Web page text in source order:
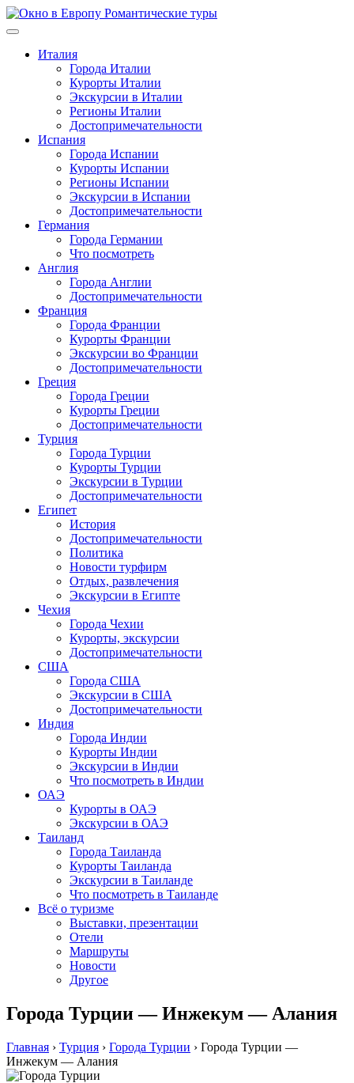
Перейти
к
Италия
Города Италии
Курорты Италии
Экскурсии в Италии
Регионы Италии
Достопримечательности
Испания
Города Испании
Курорты Испании
Регионы Испании
Экскурсии в Испании
Достопримечательности
Германия
Города Германии
Что посмотреть
Англия
Города Англии
Достопримечательности
Франция
Города Франции
Курорты Франции
Экскурсии во Франции
Достопримечательности
Греция
Города Греции
Курорты Греции
Достопримечательности
Турция
Города Турции
Курорты Турции
Экскурсии в Турции
Достопримечательности
Египет
История
Достопримечательности
Политика
Новости турфирм
Отдых, развлечения
Экскурсии в Египте
Чехия
Города Чехии
Курорты, экскурсии
Достопримечательности
США
Города США
Экскурсии в США
Достопримечательности
Индия
Города Индии
Курорты Индии
Экскурсии в Индии
Что посмотреть в Индии
ОАЭ
Курорты в ОАЭ
Экскурсии в ОАЭ
Таиланд
Города Таиланда
Курорты Таиланда
Экскурсии в Таиланде
Что посмотреть в Таиланде
Всё о туризме
Выставки, презентации
Отели
Маршруты
Новости
Другое
Города Турции — Инжекум — Алания
Главная › Турция › Города Турции › Города Турции —
Инжекум — Алания